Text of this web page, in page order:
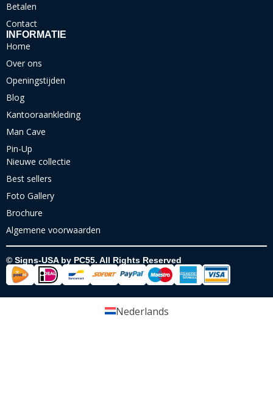
Betalen
Contact
INFORMATIE
Home
Over ons
Openingstijden
Blog
Kantooraankleding
Man Cave
Pin-Up
Nieuwe collectie
Best sellers
Foto Gallery
Brochure
Algemene voorwaarden
© Signs-USA by PC55. All Rights Reserved
Nederlands